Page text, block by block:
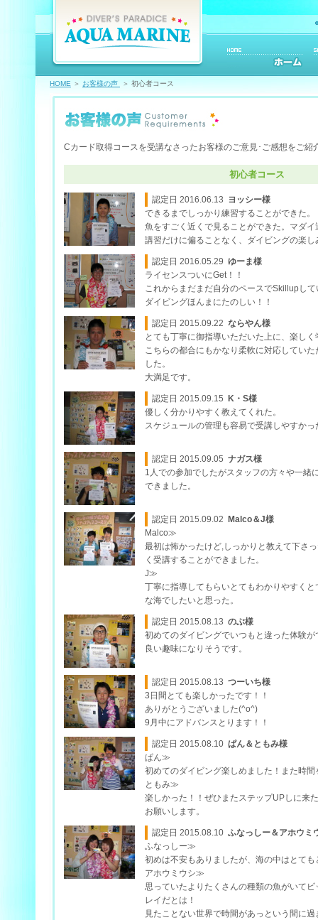
HOME ＞ お客様の声 ＞ 初心者コース
Cカード取得コースを受講なさったお客様のご意見･ご感想をご紹
初心者コース
認定日 2016.06.13 ヨッシー様
できるまでしっかり練習することができた。
魚をすごく近くで見ることができた。マダイ
講習だけに偏ることなく、ダイビングの楽
認定日 2016.05.29 ゆーま様
ライセンスついにGet！！
これからまだまだ自分のペースでSkillupし
ダイビングほんまにたのしい！！
認定日 2015.09.22 ならやん様
とても丁寧に御指導いただいた上に、楽し
こちらの都合にもかなり柔軟に対応してい
した。
大満足です。
認定日 2015.09.15
K・S様
優しく分かりやすく教えてくれた。
スケジュールの管理も容易で受講しやすかっ
認定日 2015.09.05 ナガス様
1人での参加でしたがスタッフの方々や一緒
できました。
認定日 2015.09.02
Malco＆J様
Malco≫
最初は怖かったけど,しっかりと教えて下さ
く受講することができました。
J≫
丁寧に指導してもらいとてもわかりやすく
な海でしたいと思った。
認定日 2015.08.13 のぶ様
初めてのダイビングでいつもと違った体験が
良い趣味になりそうです。
認定日 2015.08.13 つーいち様
3日間とても楽しかったです！！
ありがとうございました(^o^)
9月中にアドバンスとります！！
認定日 2015.08.10 ぱん＆ともみ様
ぱん≫
初めてのダイビング楽しめました！また時
ともみ≫
楽しかった！！ぜひまたステップUPしに来
お願いします。
認定日 2015.08.10 ふなっしー＆アホウミ
ふなっしー≫
初めは不安もありましたが、海の中はとて
アホウミウシ≫
思っていたよりたくさんの種類の魚がいて
レイだとは！
見たことない世界で時間があっという間に過